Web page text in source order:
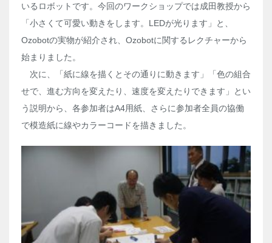
いるロボットです。今回のワークショップでは成田教授から
「小さくて可愛い動きをします。LEDが光ります」と、
Ozobotの実物が紹介され、Ozobotに関するレクチャーから
始まりました。
次に、「紙に線を描くとその通りに動きます」「色の組合
せで、進む方向を変えたり、速度を変えたりできます」とい
う説明から、各参加者はA4用紙、さらに参加者全員の協働
で模造紙に線やカラーコードを描きました。